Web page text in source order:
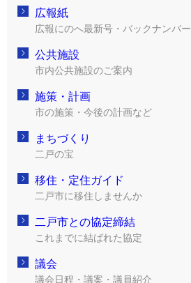
広報紙
広報にのへ最新号・バックナンバー
公共施設
市内公共施設のご案内
施策・計画
市の施策・今後の計画など
まちづくり
二戸の宝
移住・定住ガイド
二戸市に移住しませんか
二戸市との協定締結
これまでに結ばれた協定
議会
議会日程・議案・議員紹介